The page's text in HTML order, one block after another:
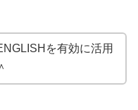
を有効に活用